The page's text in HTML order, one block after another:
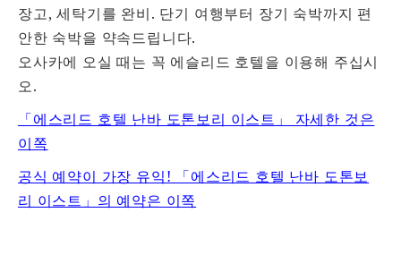
장고, 세탁기를 완비. 단기 여행부터 장기 숙박까지 편
안한 숙박을 약속드립니다.
오사카에 오실 때는 꼭 에슬리드 호텔을 이용해 주십시
오.
「에스리드 호텔 난바 도톤보리 이스트」 자세한 것은
이쪽
공식 예약이 가장 유익! 「에스리드 호텔 난바 도톤보
리 이스트」의 예약은 이쪽